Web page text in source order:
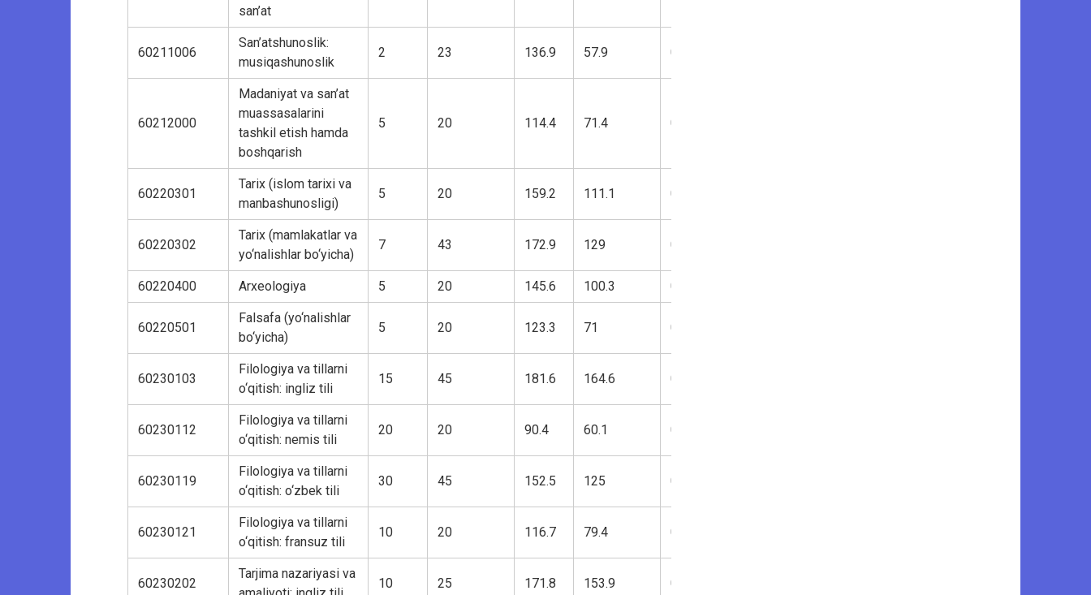
san’at
60211006
San’atshunoslik:
musiqashunoslik
2 23 136.9 57.9 0
60212000
Madaniyat va san’at
muassasalarini
tashkil etish hamda
boshqarish
5 20 114.4 71.4 0
60220301
Tarix (islom tarixi va
manbashunosligi)
5 20 159.2 111.1 0
60220302
Tarix (mamlakatlar va
yo‘nalishlar bo‘yicha)
7 43 172.9 129 0
60220400 Arxeologiya 5 20 145.6 100.3 0
60220501
Falsafa (yo‘nalishlar
bo‘yicha)
5 20 123.3 71 0
60230103
Filologiya va tillarni
o‘qitish: ingliz tili
15 45 181.6 164.6 0
60230112
Filologiya va tillarni
o‘qitish: nemis tili
20 20 90.4 60.1 0
60230119
Filologiya va tillarni
o‘qitish: o‘zbek tili
30 45 152.5 125 0
60230121
Filologiya va tillarni
o‘qitish: fransuz tili
10 20 116.7 79.4 0
60230202
Tarjima nazariyasi va
10 25 171.8 153.9 0